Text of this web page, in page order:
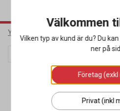
Yrkeskläder & Skydd
Välkommen
Vilken typ av kund är du? Du
ner på
Företag
Privat (inkl